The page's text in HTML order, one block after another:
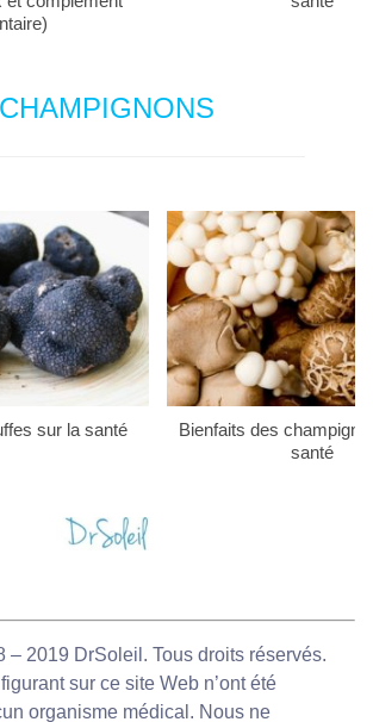
CHAMPIGNONS
sur la santé
Bienfaits des
santé
– 2019 DrSoleil. Tous droits réservés.
sur ce site Web n’ont été
organisme médical. Nous ne